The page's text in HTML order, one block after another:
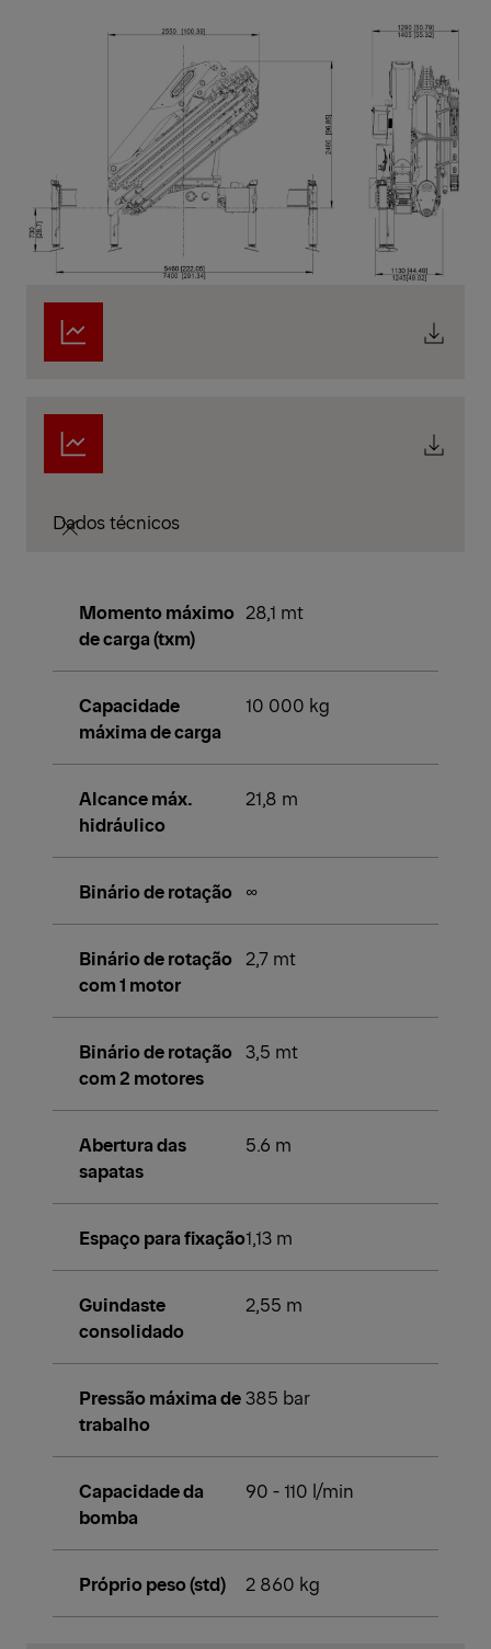
Dados técnicos
Momento máximo
de carga (txm)
28,1 mt
Capacidade
máxima de carga
10 000 kg
Alcance máx.
hidráulico
21,8 m
Binário de rotação ∞
Binário de rotação
com 1 motor
2,7 mt
Binário de rotação
com 2 motores
3,5 mt
Abertura das
sapatas
5.6 m
Espaço para fixação1,13 m
Guindaste
consolidado
2,55 m
Pressão máxima de
trabalho
385 bar
Capacidade da
bomba
90 - 110 l/min
Próprio peso (std) 2 860 kg